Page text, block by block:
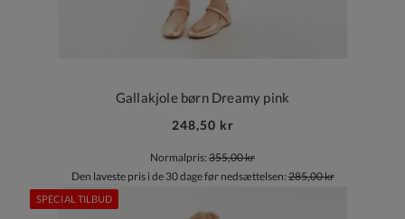
Gallakjole børn Dreamy pink
248,50 kr
Normalpris: 355,00 kr
Den laveste pris i de 30 dage før nedsættelsen:285,00 kr
SPECIAL TILBUD